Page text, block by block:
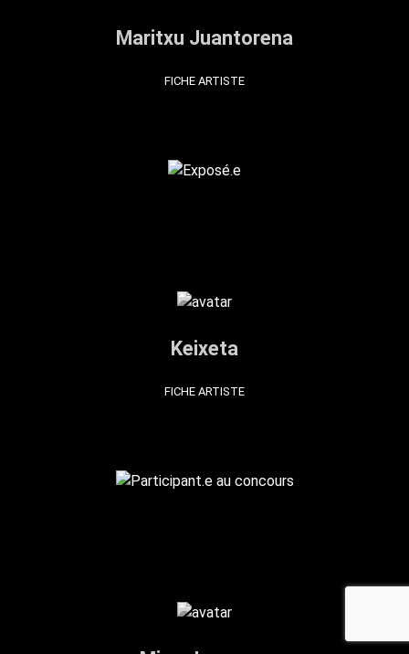
Maritxu Juantorena
FICHE ARTISTE
Keixeta
FICHE ARTISTE